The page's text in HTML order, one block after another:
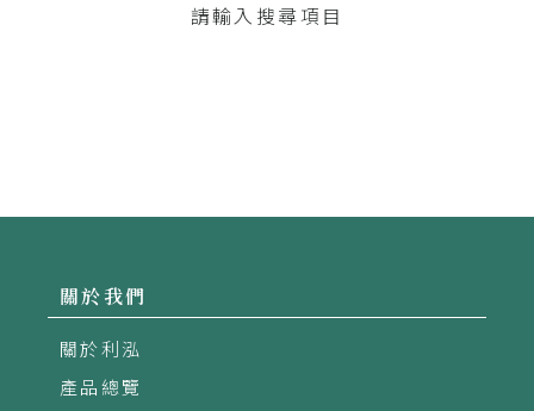
請輸入搜尋項目
關於我們
關於利泓
產品總覽